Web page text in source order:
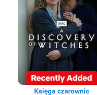
Księga czarownic